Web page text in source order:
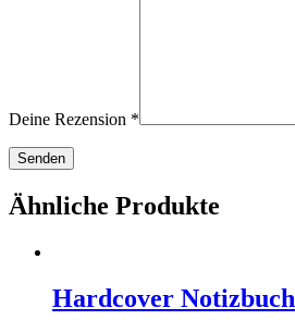
Deine Rezension *
Ähnliche Produkte
Hardcover Notizbuch